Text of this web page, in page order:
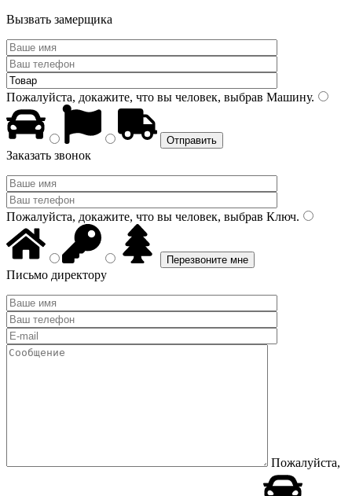
Вызвать замерщика
Пожалуйста, докажите, что вы человек, выбрав Машину.
Заказать звонок
Пожалуйста, докажите, что вы человек, выбрав Ключ.
Письмо директору
Пожалуйста,